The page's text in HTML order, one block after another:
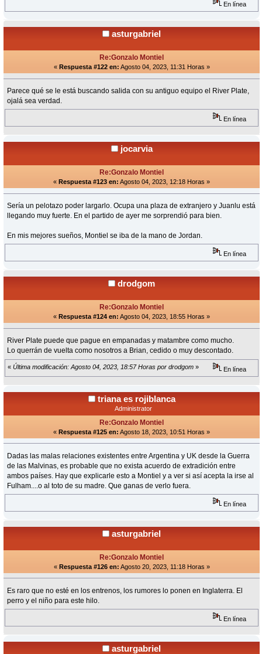
En línea
asturgabriel
Re:Gonzalo Montiel
« Respuesta #122 en: Agosto 04, 2023, 11:31 Horas »
Parece qué se le está buscando salida con su antiguo equipo el River Plate,
ojalá sea verdad.
En línea
jocarvia
Re:Gonzalo Montiel
« Respuesta #123 en: Agosto 04, 2023, 12:18 Horas »
Sería un pelotazo poder largarlo. Ocupa una plaza de extranjero y Juanlu está
llegando muy fuerte. En el partido de ayer me sorprendió para bien.
En mis mejores sueños, Montiel se iba de la mano de Jordan.
En línea
drodgom
Re:Gonzalo Montiel
« Respuesta #124 en: Agosto 04, 2023, 18:55 Horas »
River Plate puede que pague en empanadas y matambre como mucho.
Lo querrán de vuelta como nosotros a Brian, cedido o muy descontado.
« Última modificación: Agosto 04, 2023, 18:57 Horas por drodgom » En línea
triana es rojiblanca
Administrator
Re:Gonzalo Montiel
« Respuesta #125 en: Agosto 18, 2023, 10:51 Horas »
Dadas las malas relaciones existentes entre Argentina y UK desde la Guerra
de las Malvinas, es probable que no exista acuerdo de extradición entre
ambos países. Hay que explicarle esto a Montiel y a ver si así acepta la irse al
Fulham....o al toto de su madre. Que ganas de verlo fuera.
En línea
asturgabriel
Re:Gonzalo Montiel
« Respuesta #126 en: Agosto 20, 2023, 11:18 Horas »
Es raro que no esté en los entrenos, los rumores lo ponen en Inglaterra. El
perro y el niño para este hilo.
En línea
asturgabriel